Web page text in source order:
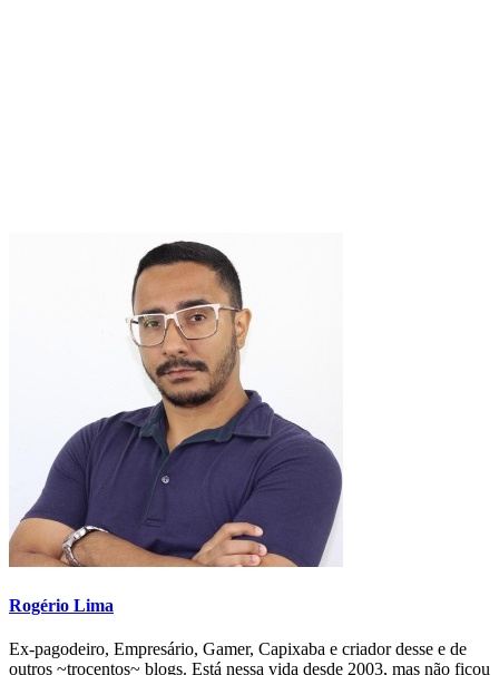
Rogério Lima
Ex-pagodeiro, Empresário, Gamer, Capixaba e criador desse e de
outros ~trocentos~ blogs. Está nessa vida desde 2003, mas não ficou